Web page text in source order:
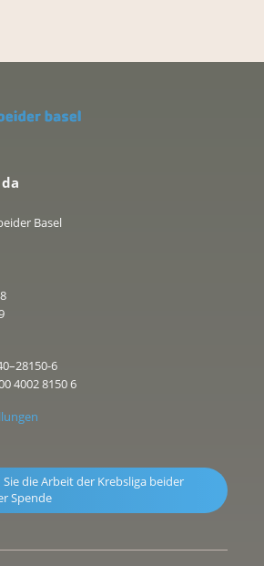
Basel
6
4002 8150 6
die Arbeit der Krebsliga beider
Spende